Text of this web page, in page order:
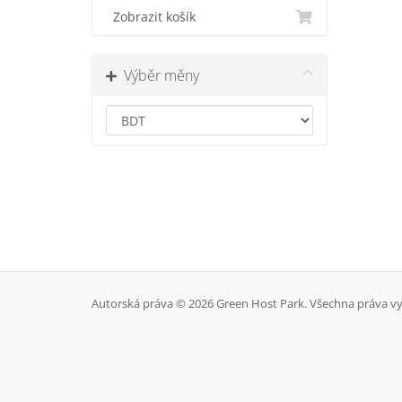
Zobrazit košík
Výběr měny
Autorská práva © 2026 Green Host Park. Všechna práva